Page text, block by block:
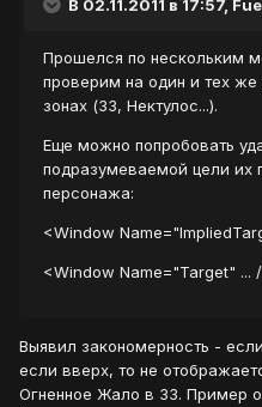
В 02.11.2011 в 17:57,
Прошелся по нескольким
проверим на один и тех
зонах (ЗЗ, Нектулос...).
Еще можно попробовать
подразумеваемой цели их
персонажа:
<Window
<Window Name="Target" ...
Выявил закономерность -
если вверх, то не
Огненное Жало в ЗЗ. Пример